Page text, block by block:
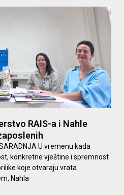
RAIS-a i Nahle
U vremenu kada
konkretne vještine i spremnost
koje otvaraju vrata
Nahla